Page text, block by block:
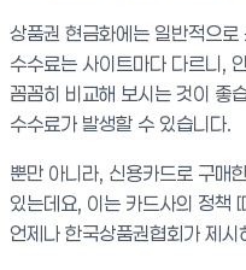
상품권 현금화에는 일반적으
수수료는 사이트마다 다르니,
꼼꼼히 비교해 보시는 것이
수수료가 발생할 수 있습니다.
뿐만 아니라, 신용카드로 구매
있는데요, 이는 카드사의 정책
언제나 한국상품권협회가 제